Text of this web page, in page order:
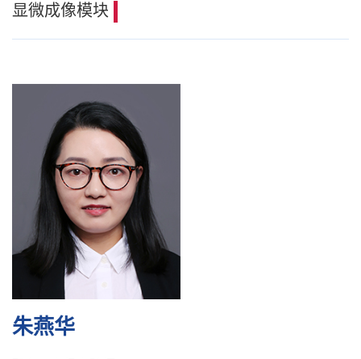
显微成像模块
朱燕华